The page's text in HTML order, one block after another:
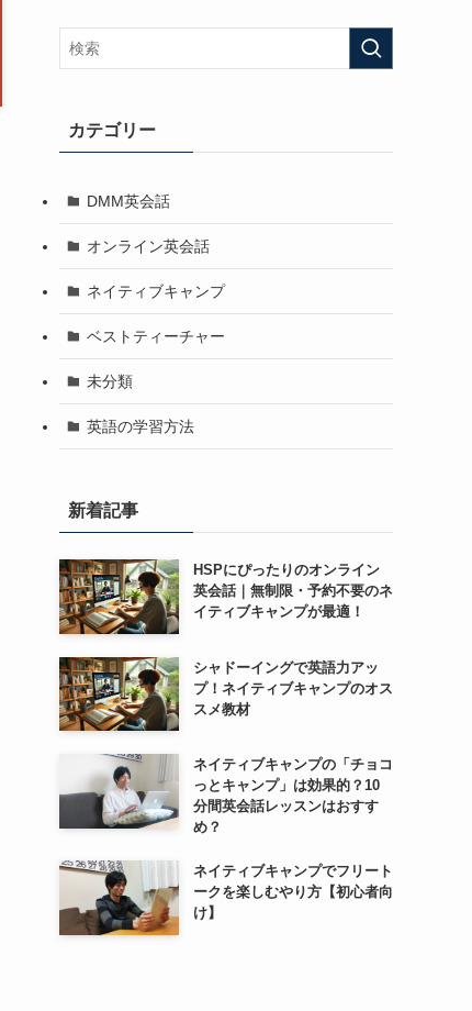
カテゴリー
DMM英会話
オンライン英会話
ネイティブキャンプ
ベストティーチャー
未分類
英語の学習方法
新着記事
HSPにぴったりのオンライン
英会話｜無制限・予約不要のネ
イティブキャンプが最適！
シャドーイングで英語力アッ
プ！ネイティブキャンプのオス
スメ教材
ネイティブキャンプの「チョコ
っとキャンプ」は効果的？10
分間英会話レッスンはおすす
め？
ネイティブキャンプでフリート
ークを楽しむやり方【初心者向
け】